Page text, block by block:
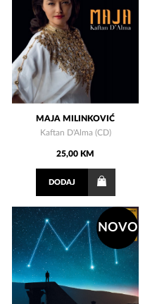
MAJA MILINKOVIĆ
Kaftan D'Alma (CD)
25,00 KM
DODAJ
NOVO